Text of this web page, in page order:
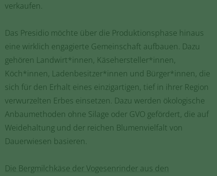
verkaufen.
Das Presidio möchte über die Produktionsphase hinaus
eine wirklich engagierte Gemeinschaft aufbauen. Dazu
gehören Landwirt*innen, Käsehersteller*innen,
Köch*innen, Ladenbesitzer*innen und Bürger*innen, die
sich für den Erhalt eines einzigartigen, tief in ihrer Region
verwurzelten Erbes einsetzen. Dazu werden ökologische
Anbaumethoden ohne Silage oder GVO gefördert, die auf
Weidehaltung und der reichen Blumenvielfalt von
Dauerwiesen basieren.
Die Bergmilchkäse der Vogesenrinder aus den